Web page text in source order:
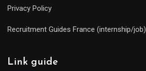
Privacy Policy
Recruitment Guides France (internship/job)
Link guide